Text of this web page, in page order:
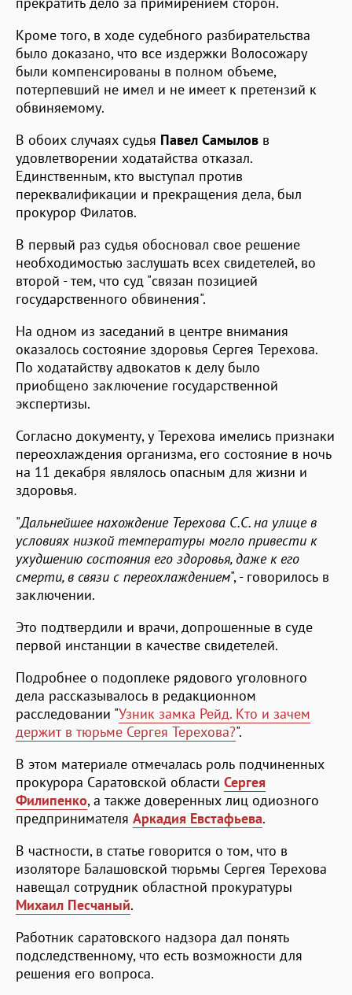
Кроме того, в ходе судебного разбирательства
было доказано, что все издержки Волосожару
были компенсированы в полном объеме,
потерпевший не имел и не имеет к претензий к
обвиняемому.
В обоих случаях судья Павел Самылов в
удовлетворении ходатайства отказал.
Единственным, кто выступал против
переквалификации и прекращения дела, был
прокурор Филатов.
В первый раз судья обосновал свое решение
необходимостью заслушать всех свидетелей, во
второй - тем, что суд "связан позицией
государственного обвинения".
На одном из заседаний в центре внимания
оказалось состояние здоровья Сергея Терехова.
По ходатайству адвокатов к делу было
приобщено заключение государственной
экспертизы.
Согласно документу, у Терехова имелись признаки
переохлаждения организма, его состояние в ночь
на 11 декабря являлось опасным для жизни и
здоровья.
"Дальнейшее нахождение Терехова С.С. на улице в
условиях низкой температуры могло привести к
ухудшению состояния его здоровья, даже к его
смерти, в связи с переохлаждением", - говорилось в
заключении.
Это подтвердили и врачи, допрошенные в суде
первой инстанции в качестве свидетелей.
Подробнее о подоплеке рядового уголовного
дела рассказывалось в редакционном
расследовании "Узник замка Рейд. Кто и зачем
держит в тюрьме Сергея Терехова?".
В этом материале отмечалась роль подчиненных
прокурора Саратовской области Сергея
Филипенко, а также доверенных лиц одиозного
предпринимателя Аркадия Евстафьева.
В частности, в статье говорится о том, что в
изоляторе Балашовской тюрьмы Сергея Терехова
навещал сотрудник областной прокуратуры
Михаил Песчаный.
Работник саратовского надзора дал понять
подследственному, что есть возможности для
решения его вопроса.